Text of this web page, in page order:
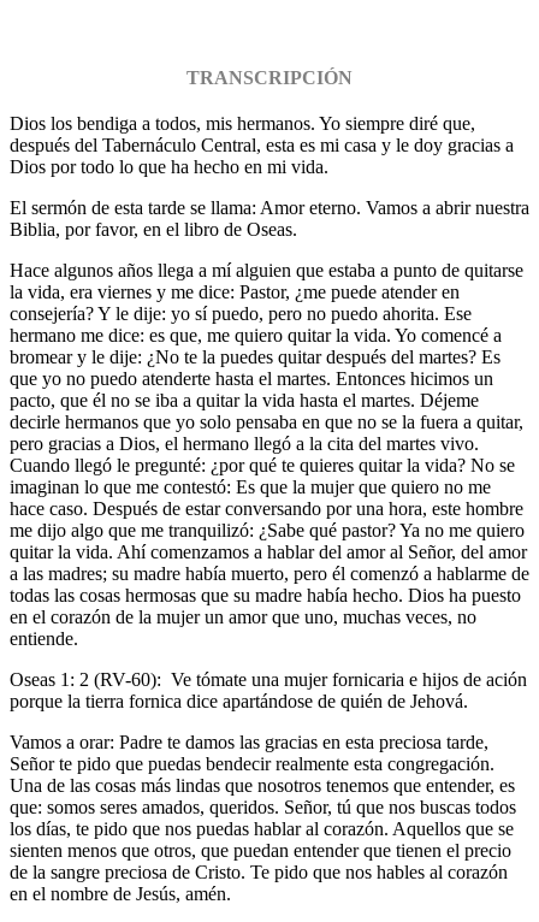
TRANSCRIPCIÓN
Dios los bendiga a todos, mis hermanos. Yo siempre diré que,
después del Tabernáculo Central, esta es mi casa y le doy gracias a
Dios por todo lo que ha hecho en mi vida.
El sermón de esta tarde se llama: Amor eterno. Vamos a abrir nuestra
Biblia, por favor, en el libro de Oseas.
Hace algunos años llega a mí alguien que estaba a punto de quitarse
la vida, era viernes y me dice: Pastor, ¿me puede atender en
consejería? Y le dije: yo sí puedo, pero no puedo ahorita. Ese
hermano me dice: es que, me quiero quitar la vida. Yo comencé a
bromear y le dije: ¿No te la puedes quitar después del martes? Es
que yo no puedo atenderte hasta el martes. Entonces hicimos un
pacto, que él no se iba a quitar la vida hasta el martes. Déjeme
decirle hermanos que yo solo pensaba en que no se la fuera a quitar,
pero gracias a Dios, el hermano llegó a la cita del martes vivo.
Cuando llegó le pregunté: ¿por qué te quieres quitar la vida? No se
imaginan lo que me contestó: Es que la mujer que quiero no me
hace caso. Después de estar conversando por una hora, este hombre
me dijo algo que me tranquilizó: ¿Sabe qué pastor? Ya no me quiero
quitar la vida. Ahí comenzamos a hablar del amor al Señor, del amor
a las madres; su madre había muerto, pero él comenzó a hablarme de
todas las cosas hermosas que su madre había hecho. Dios ha puesto
en el corazón de la mujer un amor que uno, muchas veces, no
entiende.
Oseas 1: 2 (RV-60): Ve tómate una mujer fornicaria e hijos de ación
porque la tierra fornica dice apartándose de quién de Jehová.
Vamos a orar: Padre te damos las gracias en esta preciosa tarde,
Señor te pido que puedas bendecir realmente esta congregación.
Una de las cosas más lindas que nosotros tenemos que entender, es
que: somos seres amados, queridos. Señor, tú que nos buscas todos
los días, te pido que nos puedas hablar al corazón. Aquellos que se
sienten menos que otros, que puedan entender que tienen el precio
de la sangre preciosa de Cristo. Te pido que nos hables al corazón
en el nombre de Jesús, amén.